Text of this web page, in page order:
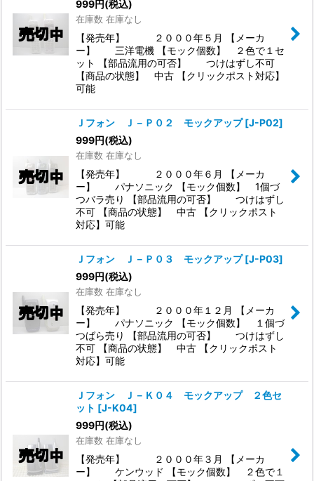
999円(税込)
在庫数 在庫なし
【発売年】 ２０００年５月 【メーカ
ー】 三洋電機 【モック個数】 ２色で１セ
ット 【部品流用の可否】 つけはずし不可
【商品の状態】 中古 【クリックポスト対応】
可能
Ｊフォン Ｊ－Ｐ０２ モックアップ [J-P02]
999円(税込)
在庫数 在庫なし
【発売年】 ２０００年６月 【メーカ
ー】 パナソニック 【モック個数】 1個づ
つバラ売り 【部品流用の可否】 つけはずし
不可 【商品の状態】 中古 【クリックポスト
対応】可能
Ｊフォン Ｊ－Ｐ０３ モックアップ [J-P03]
999円(税込)
在庫数 在庫なし
【発売年】 ２０００年１２月 【メーカ
ー】 パナソニック 【モック個数】 １個づ
つばら売り 【部品流用の可否】 つけはずし
不可 【商品の状態】 中古 【クリックポスト
対応】可能
Ｊフォン Ｊ－Ｋ０４ モックアップ ２色セ
ット [J-K04]
999円(税込)
在庫数 在庫なし
【発売年】 ２０００年３月 【メーカ
ー】 ケンウッド 【モック個数】 ２色で１